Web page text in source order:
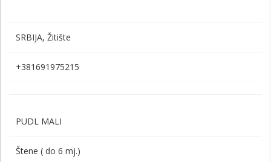
SRBIJA, Žitište
+381691975215
PUDL MALI
Štene ( do 6 mj.)